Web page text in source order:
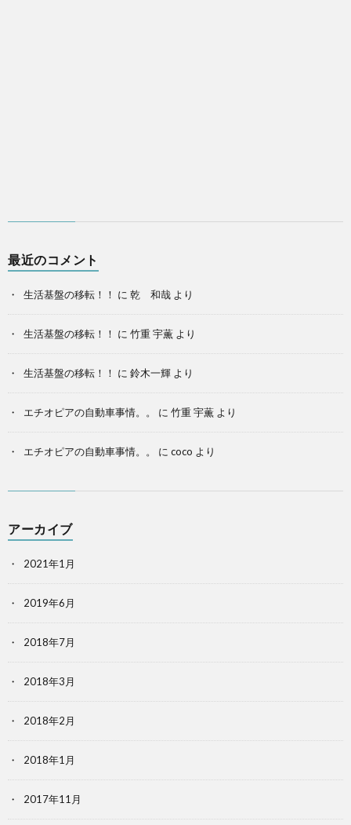
最近のコメント
生活基盤の移転！！ に 乾 和哉 より
生活基盤の移転！！ に 竹重 宇薫 より
生活基盤の移転！！ に 鈴木一輝 より
エチオピアの自動車事情。。 に 竹重 宇薫 より
エチオピアの自動車事情。。 に coco より
アーカイブ
2021年1月
2019年6月
2018年7月
2018年3月
2018年2月
2018年1月
2017年11月